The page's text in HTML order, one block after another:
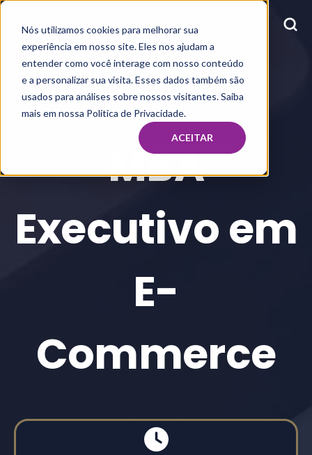
Nós utilizamos cookies para melhorar sua
experiência em nosso site. Eles nos ajudam a
entender como você interage com nosso conteúdo
e a personalizar sua visita. Esses dados também são
usados para análises sobre nossos visitantes. Saiba
mais em nossa Política de Privacidade.
ACEITAR
MBA
Executivo em
E-
Commerce